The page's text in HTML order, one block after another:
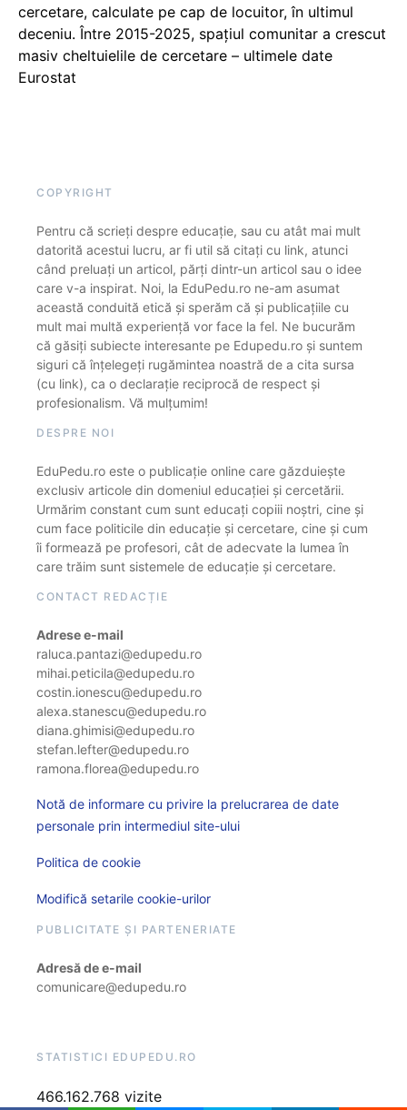
cercetare, calculate pe cap de locuitor, în ultimul
deceniu. Între 2015-2025, spațiul comunitar a crescut
masiv cheltuielile de cercetare – ultimele date
Eurostat
COPYRIGHT
Pentru că scrieți despre educație, sau cu atât mai mult
datorită acestui lucru, ar fi util să citați cu link, atunci
când preluați un articol, părți dintr-un articol sau o idee
care v-a inspirat. Noi, la EduPedu.ro ne-am asumat
această conduită etică și sperăm că și publicațiile cu
mult mai multă experiență vor face la fel. Ne bucurăm
că găsiți subiecte interesante pe Edupedu.ro și suntem
siguri că înțelegeți rugămintea noastră de a cita sursa
(cu link), ca o declarație reciprocă de respect și
profesionalism. Vă mulțumim!
DESPRE NOI
EduPedu.ro este o publicație online care găzduiește
exclusiv articole din domeniul educației și cercetării.
Urmărim constant cum sunt educați copiii noștri, cine și
cum face politicile din educație și cercetare, cine și cum
îi formează pe profesori, cât de adecvate la lumea în
care trăim sunt sistemele de educație și cercetare.
CONTACT REDACȚIE
Adrese e-mail
raluca.pantazi@edupedu.ro
mihai.peticila@edupedu.ro
costin.ionescu@edupedu.ro
alexa.stanescu@edupedu.ro
diana.ghimisi@edupedu.ro
stefan.lefter@edupedu.ro
ramona.florea@edupedu.ro
Notă de informare cu privire la prelucrarea de date
personale prin intermediul site-ului
Politica de cookie
Modifică setarile cookie-urilor
PUBLICITATE ȘI PARTENERIATE
Adresă de e-mail
comunicare@edupedu.ro
STATISTICI EDUPEDU.RO
466.162.768 vizite